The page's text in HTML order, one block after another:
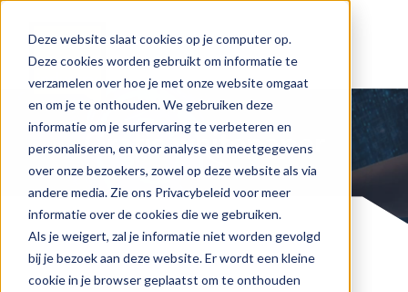
Deze website slaat cookies op je computer op.
Deze cookies worden gebruikt om informatie te
verzamelen over hoe je met onze website omgaat
en om je te onthouden. We gebruiken deze
informatie om je surfervaring te verbeteren en
personaliseren, en voor analyse en meetgegevens
over onze bezoekers, zowel op deze website als via
andere media. Zie ons Privacybeleid voor meer
informatie over de cookies die we gebruiken.
Als je weigert, zal je informatie niet worden gevolgd
bij je bezoek aan deze website. Er wordt een kleine
cookie in je browser geplaatst om te onthouden
Gratis whitepaper